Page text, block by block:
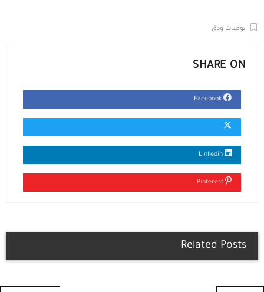
يوميات ودق
SHARE ON
Related Posts